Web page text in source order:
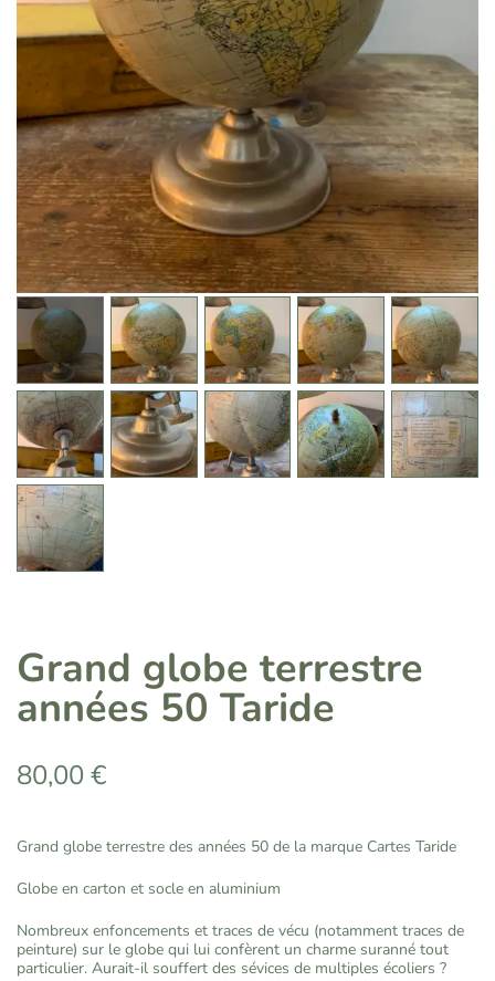
Grand globe terrestre
années 50 Taride
80,00 €
Grand globe terrestre des années 50 de la marque Cartes Taride
Globe en carton et socle en aluminium
Nombreux enfoncements et traces de vécu (notamment traces de
peinture) sur le globe qui lui confèrent un charme suranné tout
particulier. Aurait-il souffert des sévices de multiples écoliers ?